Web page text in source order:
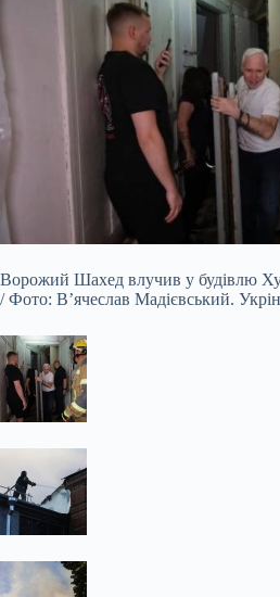
Ворожий Шахед влучив у будівлю
/ Фото: В’ячеслав Мадієвський.